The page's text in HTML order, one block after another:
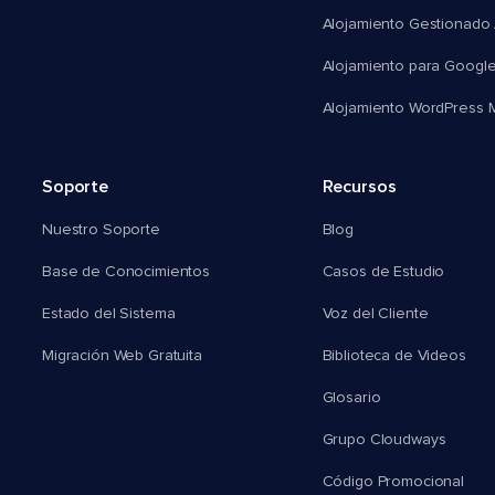
Alojamiento Gestionado
Alojamiento para
Alojamiento WordPress
Soporte
Nuestro Soporte
Base de Conocimientos
Estado del Sistema
Migración Web Gratuita
Recursos
Blog
Casos de Estudio
Voz del Cliente
Biblioteca de Videos
Glosario
Grupo Cloudways
Código Promocional